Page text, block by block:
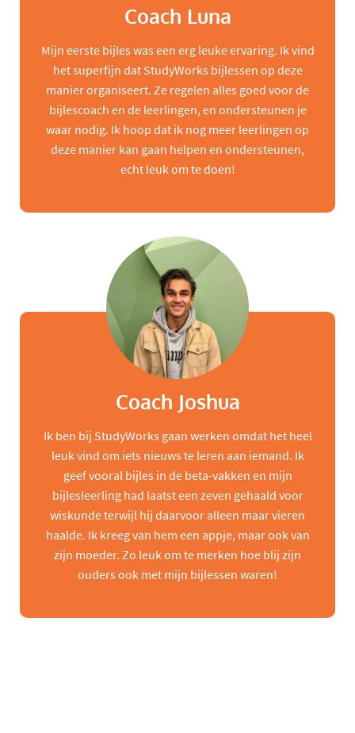
Coach Luna
Mijn eerste bijles was een erg leuke ervaring. Ik vind
het superfijn dat StudyWorks bijlessen op deze
manier organiseert. Ze regelen alles goed voor de
bijlescoach en de leerlingen, en ondersteunen je
waar nodig. Ik hoop dat ik nog meer leerlingen op
deze manier kan gaan helpen en ondersteunen,
echt leuk om te doen!
Coach Joshua
Ik ben bij StudyWorks gaan werken omdat het heel
leuk vind om iets nieuws te leren aan iemand. Ik
geef vooral bijles in de beta-vakken en mijn
bijlesleerling had laatst een zeven gehaald voor
wiskunde terwijl hij daarvoor alleen maar vieren
haalde. Ik kreeg van hem een appje, maar ook van
zijn moeder. Zo leuk om te merken hoe blij zijn
ouders ook met mijn bijlessen waren!